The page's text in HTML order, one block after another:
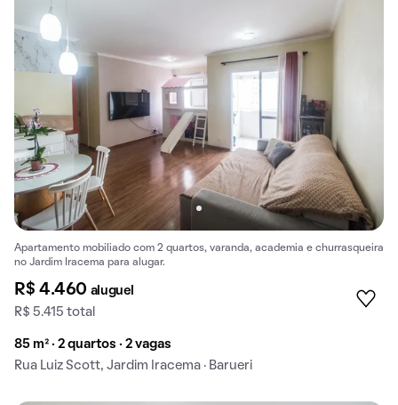
Apartamento mobiliado com 2 quartos, varanda, academia e churrasqueira
no Jardim Iracema para alugar.
R$ 4.460 aluguel
R$ 5.415 total
85 m² · 2 quartos · 2 vagas
Rua Luiz Scott, Jardim Iracema · Barueri